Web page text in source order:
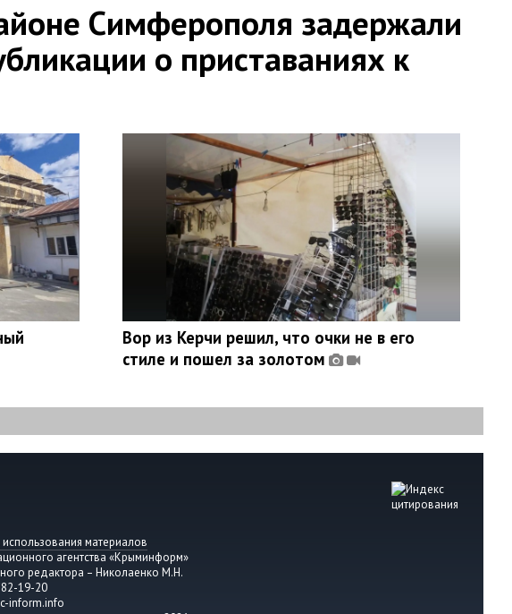
Симферополя задержали
о приставаниях к
Вор из Керчи решил, что очки не в его
стиле и пошел за золотом
материалов
агентства «Крыминформ»
редактора – Николаенко М.Н.
19-20
inform.info